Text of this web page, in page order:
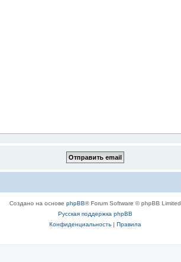
Создано на основе phpBB® Forum Software © phpBB Limited
Русская поддержка phpBB
Конфиденциальность| Правила